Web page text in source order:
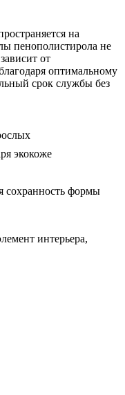
на
пенополистирола не
от
оптимальному
срок службы без
экокоже
формы
интерьера,